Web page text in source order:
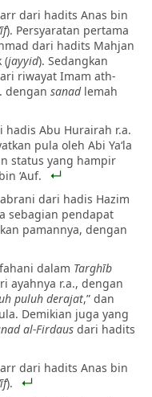
dari hadits Anas bin
). Persyaratan pertama
dari hadits Mahjan
(jayyid). Sedangkan
riwayat Imam ath-
dengan sanadlemah
hadis Abu Hurairah r.a.
pula oleh Abi Ya‘la
status yang hampir
‘Auf.
dari hadis Hazim
sebagian pendapat
pamannya, dengan
dalam Targhīb
ayahnya r.a., dengan
puluh derajat,” dan
Demikian juga yang
al-Firdaus dari hadits
dari hadits Anas bin
).